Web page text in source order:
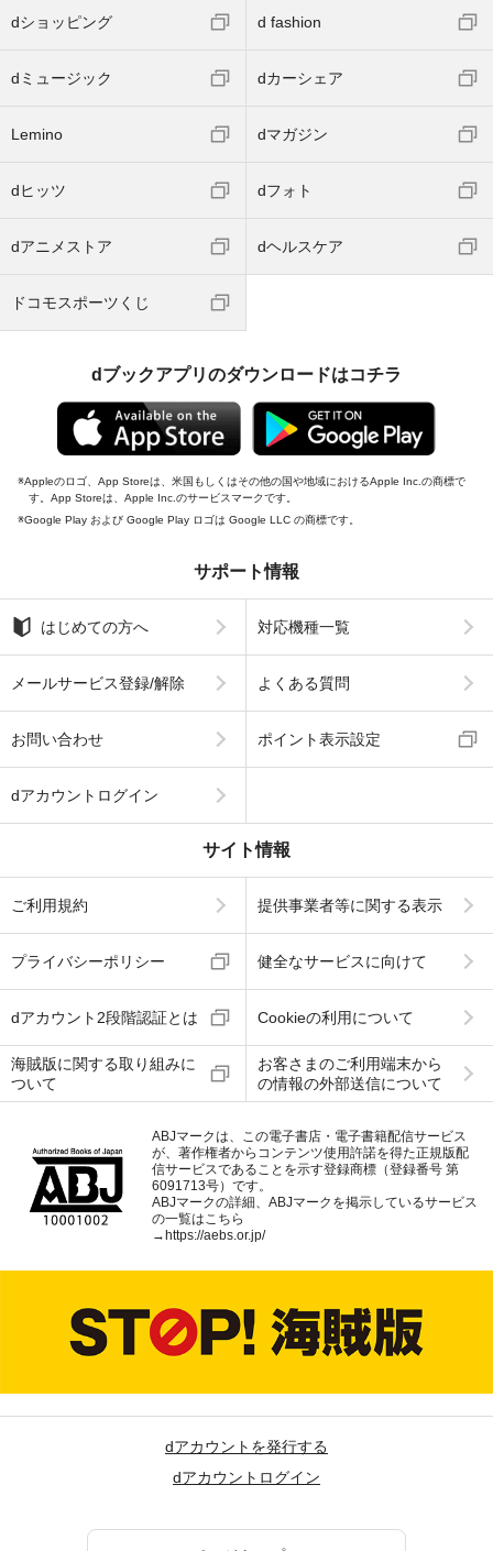
dショッピング d fashion
dミュージック dカーシェア
Lemino dマガジン
dヒッツ dフォト
dアニメストア dヘルスケア
ドコモスポーツくじ
dブックアプリのダウンロードはコチラ
Appleのロゴ、App Storeは、米国もしくはその他の国や地域におけるApple Inc.の商標で
す。App Storeは、Apple Inc.のサービスマークです。
Google Play および Google Play ロゴは Google LLC の商標です。
サポート情報
はじめての方へ 対応機種一覧
メールサービス登録/解除 よくある質問
お問い合わせ ポイント表示設定
dアカウントログイン
サイト情報
ご利用規約 提供事業者等に関する表示
プライバシーポリシー 健全なサービスに向けて
dアカウント2段階認証とは Cookieの利用について
海賊版に関する取り組みに
ついて
お客さまのご利用端末から
の情報の外部送信について
ABJマークは、この電子書店・電子書籍配信サービス
が、著作権者からコンテンツ使用許諾を得た正規版配
信サービスであることを示す登録商標（登録番号 第
6091713号）です。
ABJマークの詳細、ABJマークを掲示しているサービス
の一覧はこちら
→ https://aebs.or.jp/
dアカウントを発行する
dアカウントログイン